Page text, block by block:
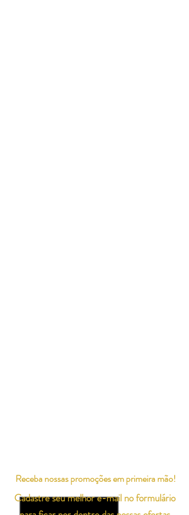
Cadastre seu melhor e-mail no formulário
Receba nossas promoções em primeira mão!